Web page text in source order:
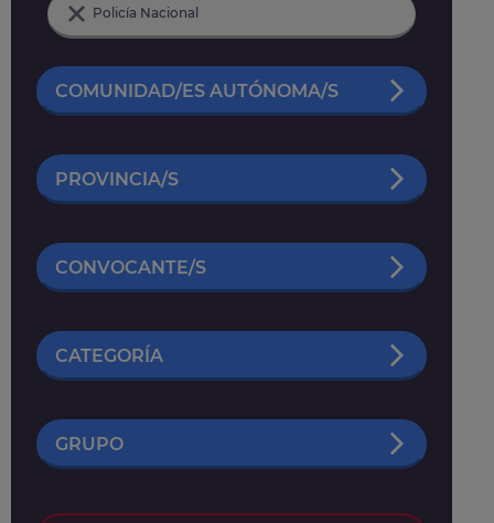
Policía Nacional
COMUNIDAD/ES AUTÓNOMA/S
PROVINCIA/S
CONVOCANTE/S
CATEGORÍA
GRUPO